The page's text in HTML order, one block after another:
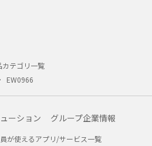
テゴリ一覧
EW0966
ーション グループ企業情報
が使えるアプリ/サービス一覧